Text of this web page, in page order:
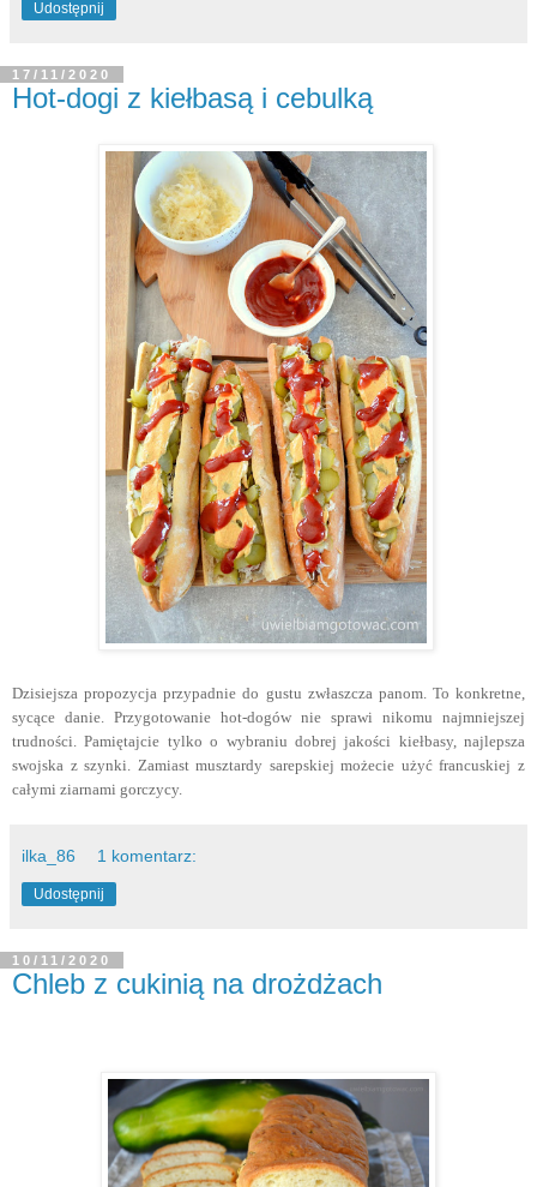
Udostępnij
17/11/2020
Hot-dogi z kiełbasą i cebulką
Dzisiejsza propozycja przypadnie do gustu zwłaszcza panom. To konkretne,
sycące danie. Przygotowanie hot-dogów nie sprawi nikomu najmniejszej
trudności. Pamiętajcie tylko o wybraniu dobrej jakości kiełbasy, najlepsza
swojska z szynki. Zamiast musztardy sarepskiej możecie użyć francuskiej z
całymi ziarnami gorczycy.
ilka_86 1 komentarz:
Udostępnij
10/11/2020
Chleb z cukinią na drożdżach